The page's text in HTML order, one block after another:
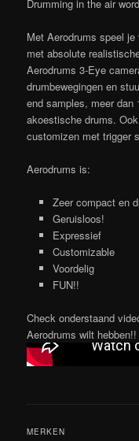
Drumming in the air
Met Aerodrums speel je
met absolute
Aerodrums 3-Eye
drumbewegingen en
end samples, meer
akoestische drums.
customizen met trigger
Aerodrums is:
Zeer compact en
Geruisloos!
Expressief
Customizable
Voordelig
FUN!!
Check onderstaand
Aerodrums wilt hebben!!
MERKEN